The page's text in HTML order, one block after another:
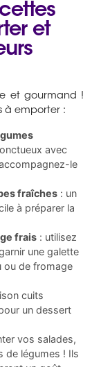
et
et gourmand !
à emporter :
avec
le
fraîches : un
à préparer la
frais : utilisez
une galette
ou de fromage
cuits
un dessert
vos salades,
de légumes ! Ils